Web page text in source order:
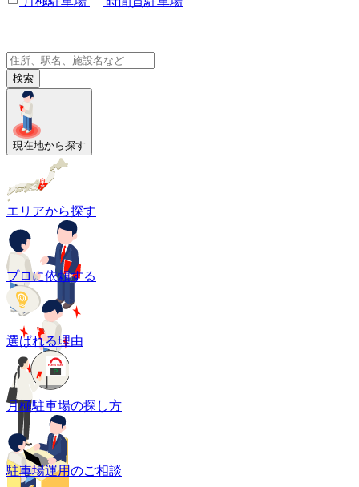
検索
現在地から探す
エリアから探す
プロに依頼する
選ばれる理由
月極駐車場の探し方
駐車場運用のご相談